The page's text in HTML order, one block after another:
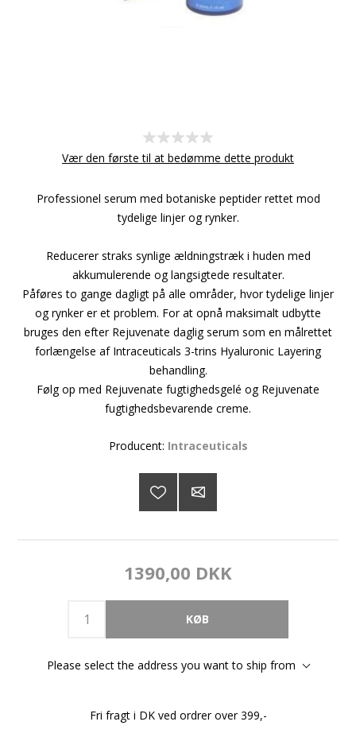
Vær den første til at bedømme dette produkt
Professionel serum med botaniske peptider rettet mod
tydelige linjer og rynker.
Reducerer straks synlige ældningstræk i huden med
akkumulerende og langsigtede resultater.
Påføres to gange dagligt på alle områder, hvor tydelige linjer
og rynker er et problem. For at opnå maksimalt udbytte
bruges den efter Rejuvenate daglig serum som en målrettet
forlængelse af Intraceuticals 3-trins Hyaluronic Layering
behandling.
Følg op med Rejuvenate fugtighedsgelé og Rejuvenate
fugtighedsbevarende creme.
Producent: Intraceuticals
1390,00 DKK
Please select the address you want to ship from
Fri fragt i DK ved ordrer over 399,-